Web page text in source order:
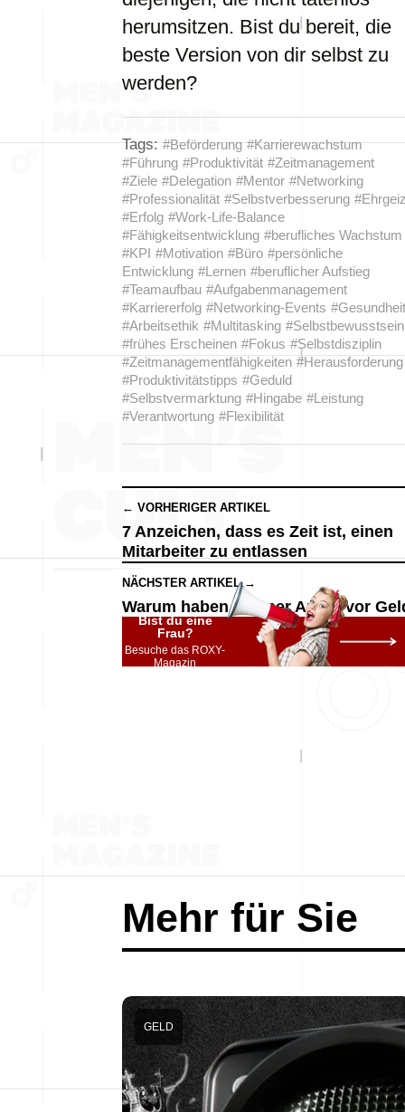
herumsitzen. Bist du bereit, die
beste Version von dir selbst zu
werden?
Tags: #Beförderung #Karrierewachstum
#Führung #Produktivität #Zeitmanagement
#Ziele #Delegation #Mentor #Networking
#Professionalität #Selbstverbesserung
#Erfolg #Work-Life-Balance
#Fähigkeitsentwicklung #berufliches Wachstum
#KPI #Motivation #Büro #persönliche
Entwicklung #Lernen #beruflicher Aufstieg
#Teamaufbau #Aufgabenmanagement
#Karriererfolg #Networking-Events #Gesundheit
#Arbeitsethik #Multitasking #Selbstbewusstsein
#frühes Erscheinen #Fokus #Selbstdisziplin
#Zeitmanagementfähigkeiten #Herausforderung
#Produktivitätstipps #Geduld
#Selbstvermarktung #Hingabe #Leistung
#Verantwortung #Flexibilität
← VORHERIGER ARTIKEL
7 Anzeichen, dass es Zeit ist, einen
Mitarbeiter zu entlassen
NÄCHSTER ARTIKEL →
Warum haben Männer Angst vor
Bist du eine
Frau?
Besuche das ROXY-
Magazin
Mehr für Sie
GELD